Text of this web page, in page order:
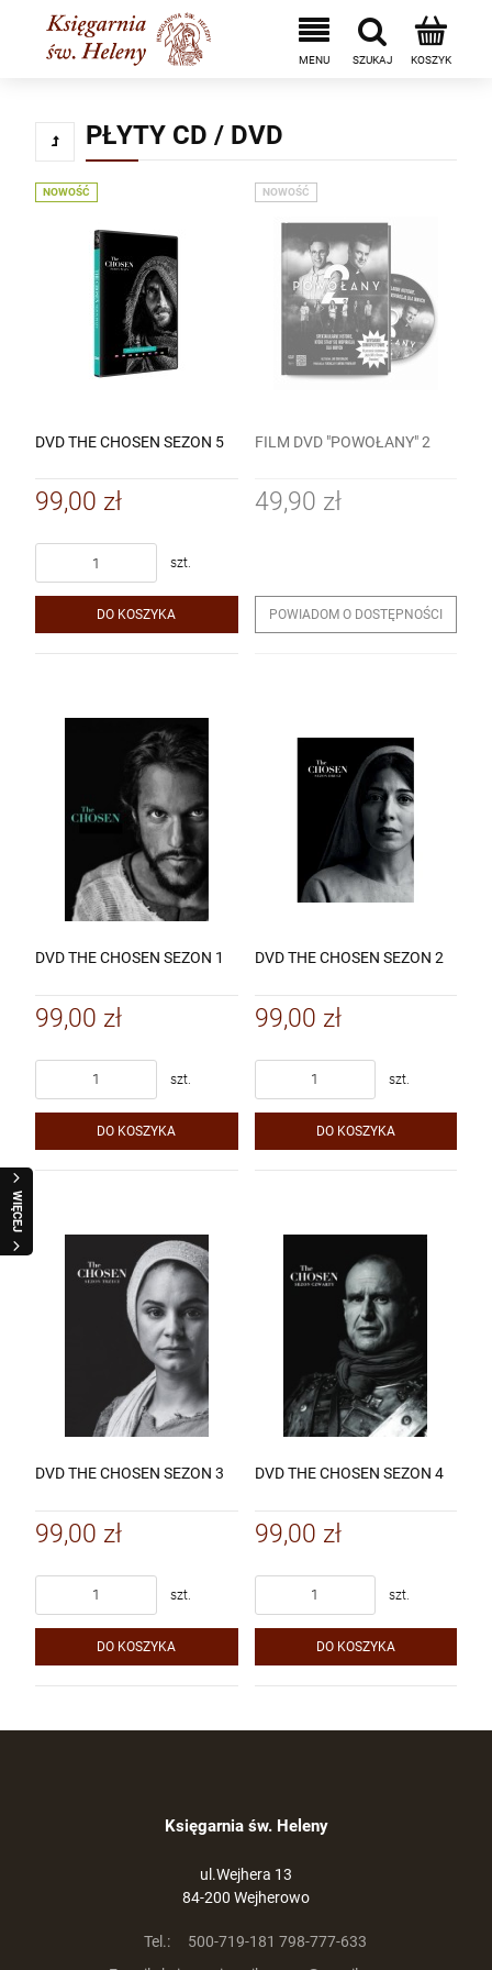
WIĘCEJ
PŁYTY CD / DVD
DVD THE CHOSEN SEZON 5
99,00 zł
szt.
DO KOSZYKA
NOWOŚĆ
FILM DVD "POWOŁANY" 2
49,90 zł
POWIADOM O DOSTĘPNOŚCI
NOWOŚĆ
DVD THE CHOSEN SEZON 1
99,00 zł
szt.
DO KOSZYKA
DVD THE CHOSEN SEZON 2
99,00 zł
szt.
DO KOSZYKA
DVD THE CHOSEN SEZON 3
99,00 zł
szt.
DO KOSZYKA
DVD THE CHOSEN SEZON 4
99,00 zł
szt.
DO KOSZYKA
Księgarnia św. Heleny
ul.Wejhera 13
84-200 Wejherowo
Tel.:
500-719-181 798-777-633